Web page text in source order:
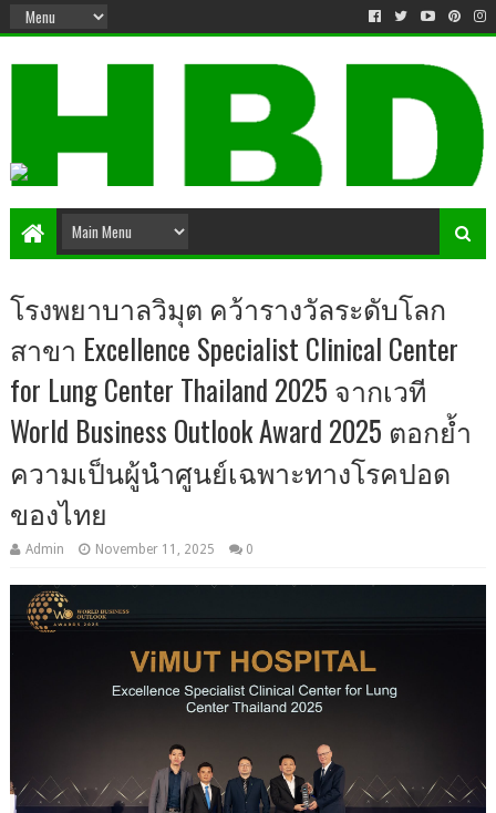
โรงพยาบาลวิมุต คว้ารางวัลระดับโลก
สาขา Excellence Specialist Clinical Center
for Lung Center Thailand 2025 จากเวที
World Business Outlook Award 2025 ตอกย้ำ
ความเป็นผู้นำศูนย์เฉพาะทางโรคปอด
ของไทย
Admin November 11, 2025 0